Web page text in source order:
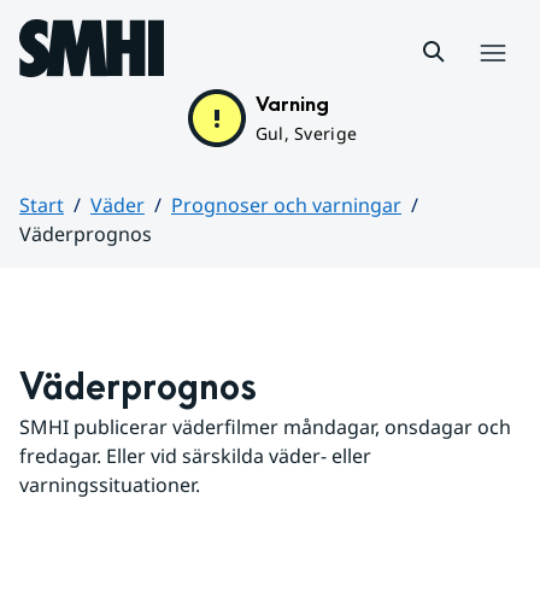
Hoppa till sidans innehåll
Varning
Gul, Sverige
Start Väder
Prognoser och varningar
Väderprognos
Väderprognos
SMHI publicerar väderfilmer måndagar, onsdagar och
fredagar. Eller vid särskilda väder- eller
varningssituationer.